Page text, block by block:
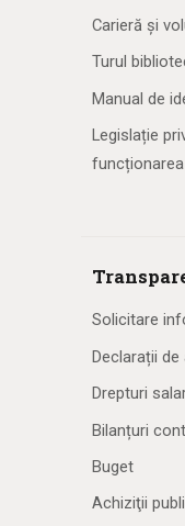
Carieră și
Turul
Manual de
Legislație
Solicitare
Declarații
Drepturi
Bilanțuri
Buget
Achiziţii